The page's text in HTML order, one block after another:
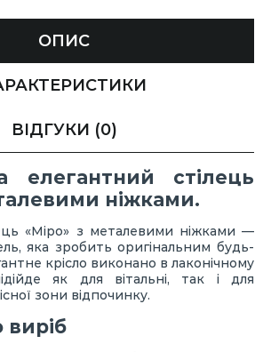
ОПИС
ВІДГУКИ (0)
елегантний стілець
ніжками.
«Міро» з металевими ніжками —
яка зробить оригінальним будь-
крісло виконано в лаконічному
як для вітальні, так і для
зони відпочинку.
виріб